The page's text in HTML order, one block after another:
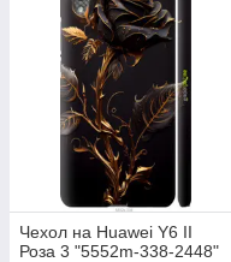
Чехол на Huawei Y6 II
Роза 3 "5552m-338-2448"